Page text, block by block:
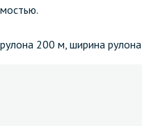
200 м, ширина